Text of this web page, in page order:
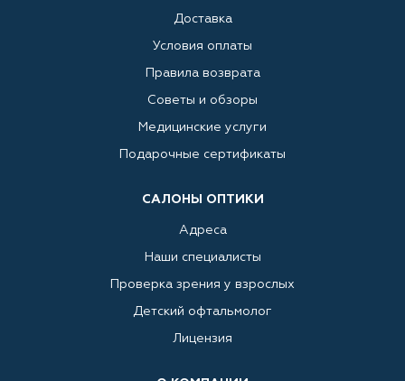
Доставка
Условия оплаты
Правила возврата
Советы и обзоры
Медицинские услуги
Подарочные сертификаты
САЛОНЫ ОПТИКИ
Адреса
Наши специалисты
Проверка зрения у взрослых
Детский офтальмолог
Лицензия